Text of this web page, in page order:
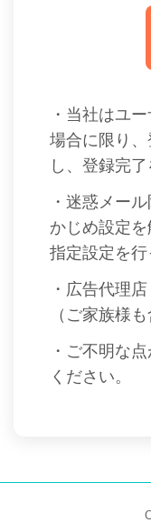
・当社はユ
場合に限り
し、登録完
・迷惑メー
かじめ設定
指定設定を行
・広告代理
（ご家族様
・ご不明な
ください。